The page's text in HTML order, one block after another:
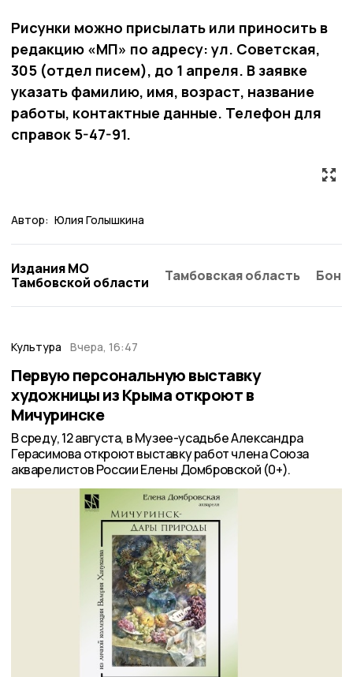
Рисунки можно присылать или приносить в
редакцию «МП» по адресу: ул. Советская,
305 (отдел писем), до 1 апреля. В заявке
указать фамилию, имя, возраст, название
работы, контактные данные. Телефон для
справок 5-47-91.
Автор: Юлия Голышкина
Издания МО
Тамбовской области
Тамбовская область
Культура Вчера, 16:47
Первую персональную выставку
художницы из Крыма откроют в
Мичуринске
В среду, 12 августа, в Музее-усадьбе Александра
Герасимова откроют выставку работ члена Союза
акварелистов России Елены Домбровской (0+).